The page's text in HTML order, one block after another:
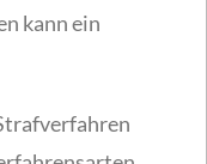
kann ein